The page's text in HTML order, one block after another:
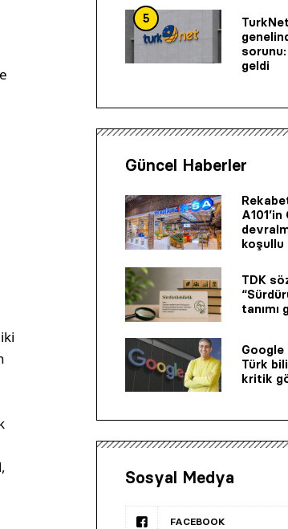
5
geldi
Güncel Haberler
koşullu
TDK
tanımı
Google
Türk
kritik
Sosyal Medya
FACEBOOK